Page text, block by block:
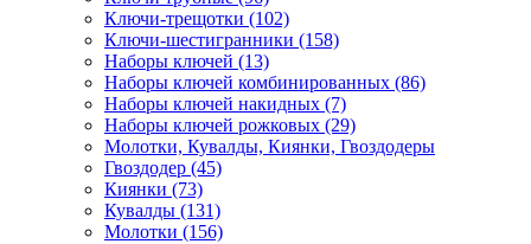
Ключи-трещотки (102)
Ключи-шестигранники (158)
Наборы ключей (13)
Наборы ключей комбинированных (86)
Наборы ключей накидных (7)
Наборы ключей рожковых (29)
Молотки, Кувалды, Киянки, Гвоздодеры
Гвоздодер (45)
Киянки (73)
Кувалды (131)
Молотки (156)